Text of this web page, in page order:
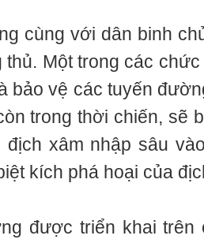
cùng với dân binh
thủ. Một trong các
bảo vệ các tuyến
trong thời chiến, sẽ
địch xâm nhập sâu
kích phá hoại của
được triển khai